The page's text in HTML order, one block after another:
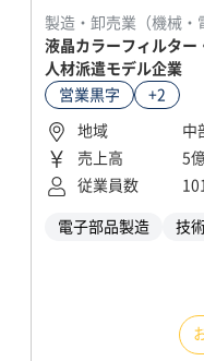
製造・卸売業（機械・
液晶カラーフィルタ
人材派遣モデル企業
営業黒字
+2
地域
中
売上高
5
従業員数
電子部品製造 技